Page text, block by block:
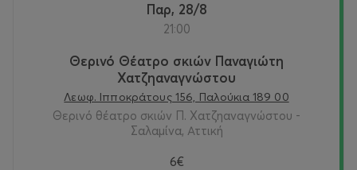
Παρ, 28/8
21:00
Θερινό Θέατρο σκιών Παναγιώτη
Χατζηαναγνώστου
Λεωφ. Ιπποκράτους 156, Παλούκια 189 00
Θερινό θέατρο σκιών Π. Χατζηαναγνώστου -
Σαλαμίνα, Αττική
6€